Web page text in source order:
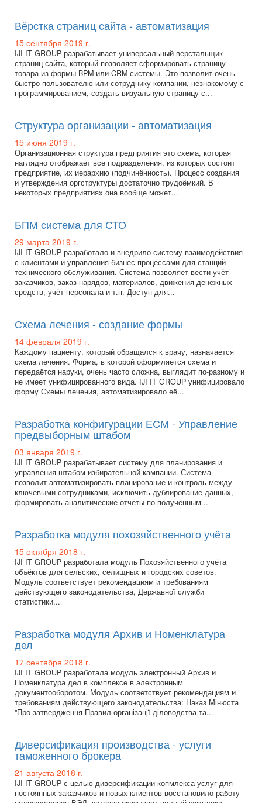
Вёрстка страниц сайта - автоматизация
15 сентября 2019 г.
IJI IT GROUP разрабатывает универсальный верстальщик
страниц сайта, который позволяет сформировать страницу
товара из формы BPM или CRM системы. Это позволит очень
быстро пользователю или сотруднику компании, незнакомому с
программированием, создать визуальную страницу с...
Структура организации - автоматизация
15 июня 2019 г.
Организационная структура предприятия это схема, которая
наглядно отображает все подразделения, из которых состоит
предприятие, их иерархию (подчинённость). Процесс создания
и утверждения оргструктуры достаточно трудоёмкий. В
некоторых предприятиях она вообще может...
БПМ система для СТО
29 марта 2019 г.
IJI IT GROUP разработало и внедрило систему взаимодействия
с клиентами и управления бизнес-процессами для станций
технического обслуживания. Система позволяет вести учёт
заказчиков, заказ-нарядов, материалов, движения денежных
средств, учёт персонала и т.п. Доступ для...
Схема лечения - создание формы
14 февраля 2019 г.
Каждому пациенту, который обращался к врачу, назначается
схема лечения. Форма, в которой оформляется схема и
передаётся наруки, очень часто сложна, выглядит по-разному и
не имеет унифицированного вида. IJI IT GROUP унифицировало
форму Схемы лечения, автоматизировало её...
Разработка конфигурации ЕСМ - Управление
предвыборным штабом
03 января 2019 г.
IJI IT GROUP разрабатывает систему для планирования и
управления штабом избирательной кампании. Система
позволит автоматизировать планирование и контроль между
ключевыми сотрудниками, исключить дублирование данных,
формировать аналитические отчёты по полученным...
Разработка модуля похозяйственного учёта
15 октября 2018 г.
IJI IT GROUP разработала модуль Похозяйственного учёта
объёктов для сельских, селищных и городских советов.
Модуль соответствует рекомендациям и требованиям
действующего законодательства, Державної служби
статистики...
Разработка модуля Архив и Номенклатура
дел
17 сентября 2018 г.
IJI IT GROUP разработала модуль электронный Архив и
Номенклатура дел в комплексе в электронным
документооборотом. Модуль соответствует рекомендациям и
требованиям действующего законодательства: Наказ Мінюста
"Про затвердження Правил організації діловодства та...
Диверсификация производства - услуги
таможенного брокера
21 августа 2018 г.
IJI IT GROUP с целью диверсификации копмлекса услуг для
постоянных заказчиков и новых клиентов восстановило работу